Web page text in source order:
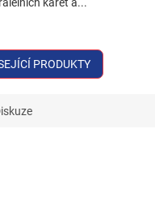
PRODUKTY